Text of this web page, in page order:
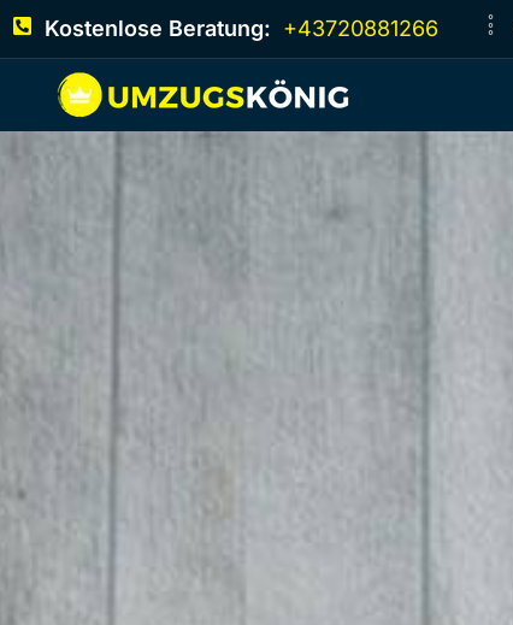
Kostenlose Beratung: +43720881266